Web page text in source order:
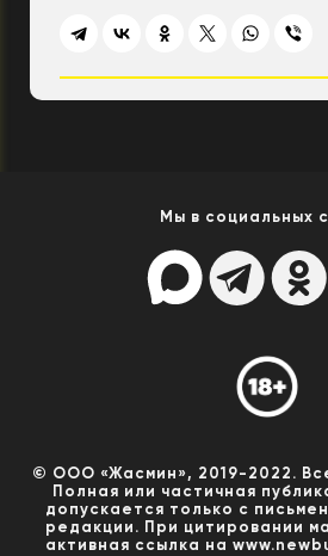
Мы в социальных
© ООО «Жасмин», 2019-2022.
Полная или частичная
допускается только с
редакции. При цитировании
активная ссылка на